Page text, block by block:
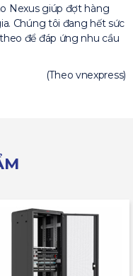
Nexus giúp đợt hàng
Chúng tôi đang hết sức
để đáp ứng nhu cầu
(Theo vnexpress)